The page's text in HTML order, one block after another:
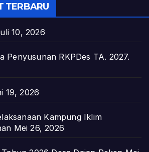
TERBARU
10, 2026
Penyusunan RKPDes TA. 2027.
19, 2026
Kampung Iklim
Mei 26, 2026